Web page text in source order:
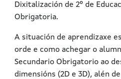
Dixitalización de 2º de
Obrigatoria.
A situación de aprendizaxe
orde e como achegar o
Secundario Obrigatorio ao
dimensións (2D e 3D), alén